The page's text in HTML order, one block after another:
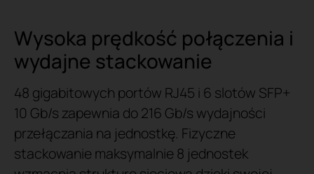
Wysoka prędkość połączenia i
wydajne stackowanie
48 gigabitowych portów RJ45 i 6 slotów SFP+
10 Gb/s zapewnia do 216 Gb/s wydajności
przełączania na jednostkę. Fizyczne
stackowanie maksymalnie 8 jednostek